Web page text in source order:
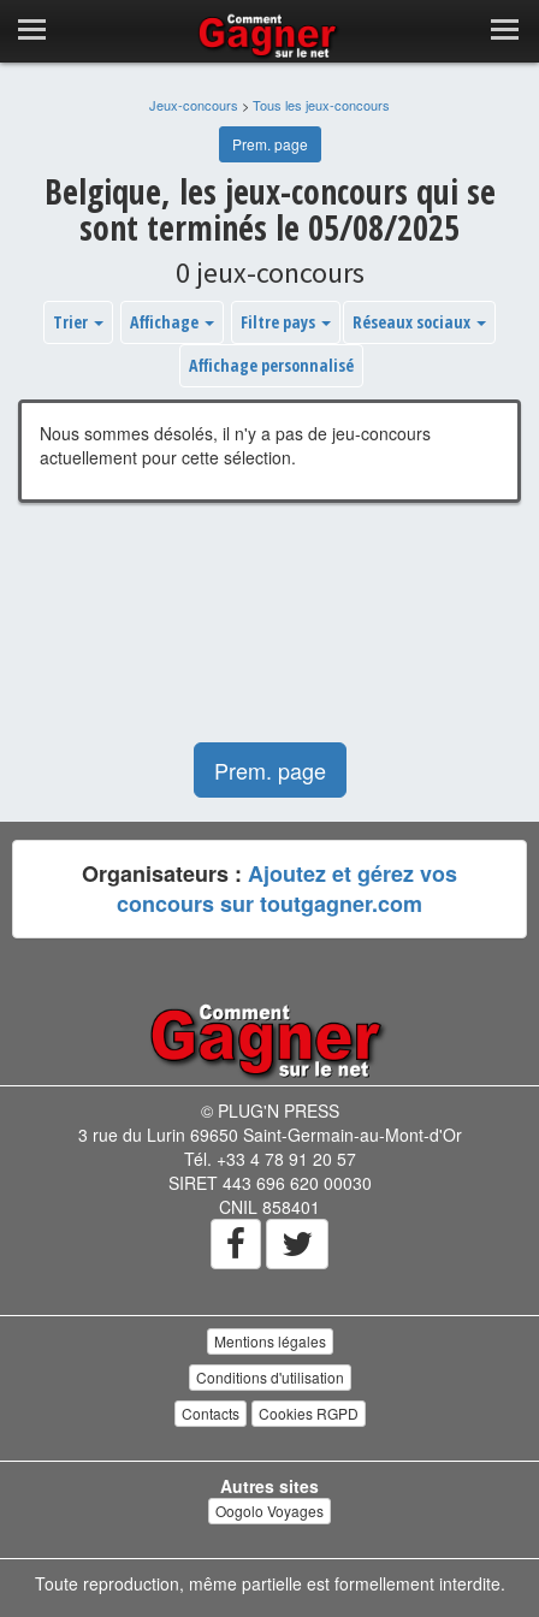
Jeux-concours > Tous les jeux-concours
Prem. page
Belgique, les jeux-concours qui se
sont terminés le 05/08/2025
0 jeux-concours
Trier Affichage Filtre pays
Réseaux sociaux
Affichage personnalisé
Nous sommes désolés, il n'y a pas de jeu-concours
actuellement pour cette sélection.
Prem. page
Organisateurs : Ajoutez et gérez vos
concours sur toutgagner.com
© PLUG'N PRESS
3 rue du Lurin 69650 Saint-Germain-au-Mont-d'Or
Tél. +33 4 78 91 20 57
SIRET 443 696 620 00030
CNIL 858401
Mentions légales
Conditions d'utilisation
Contacts
Cookies RGPD
Autres sites
Oogolo Voyages
Toute reproduction, même partielle est formellement interdite.